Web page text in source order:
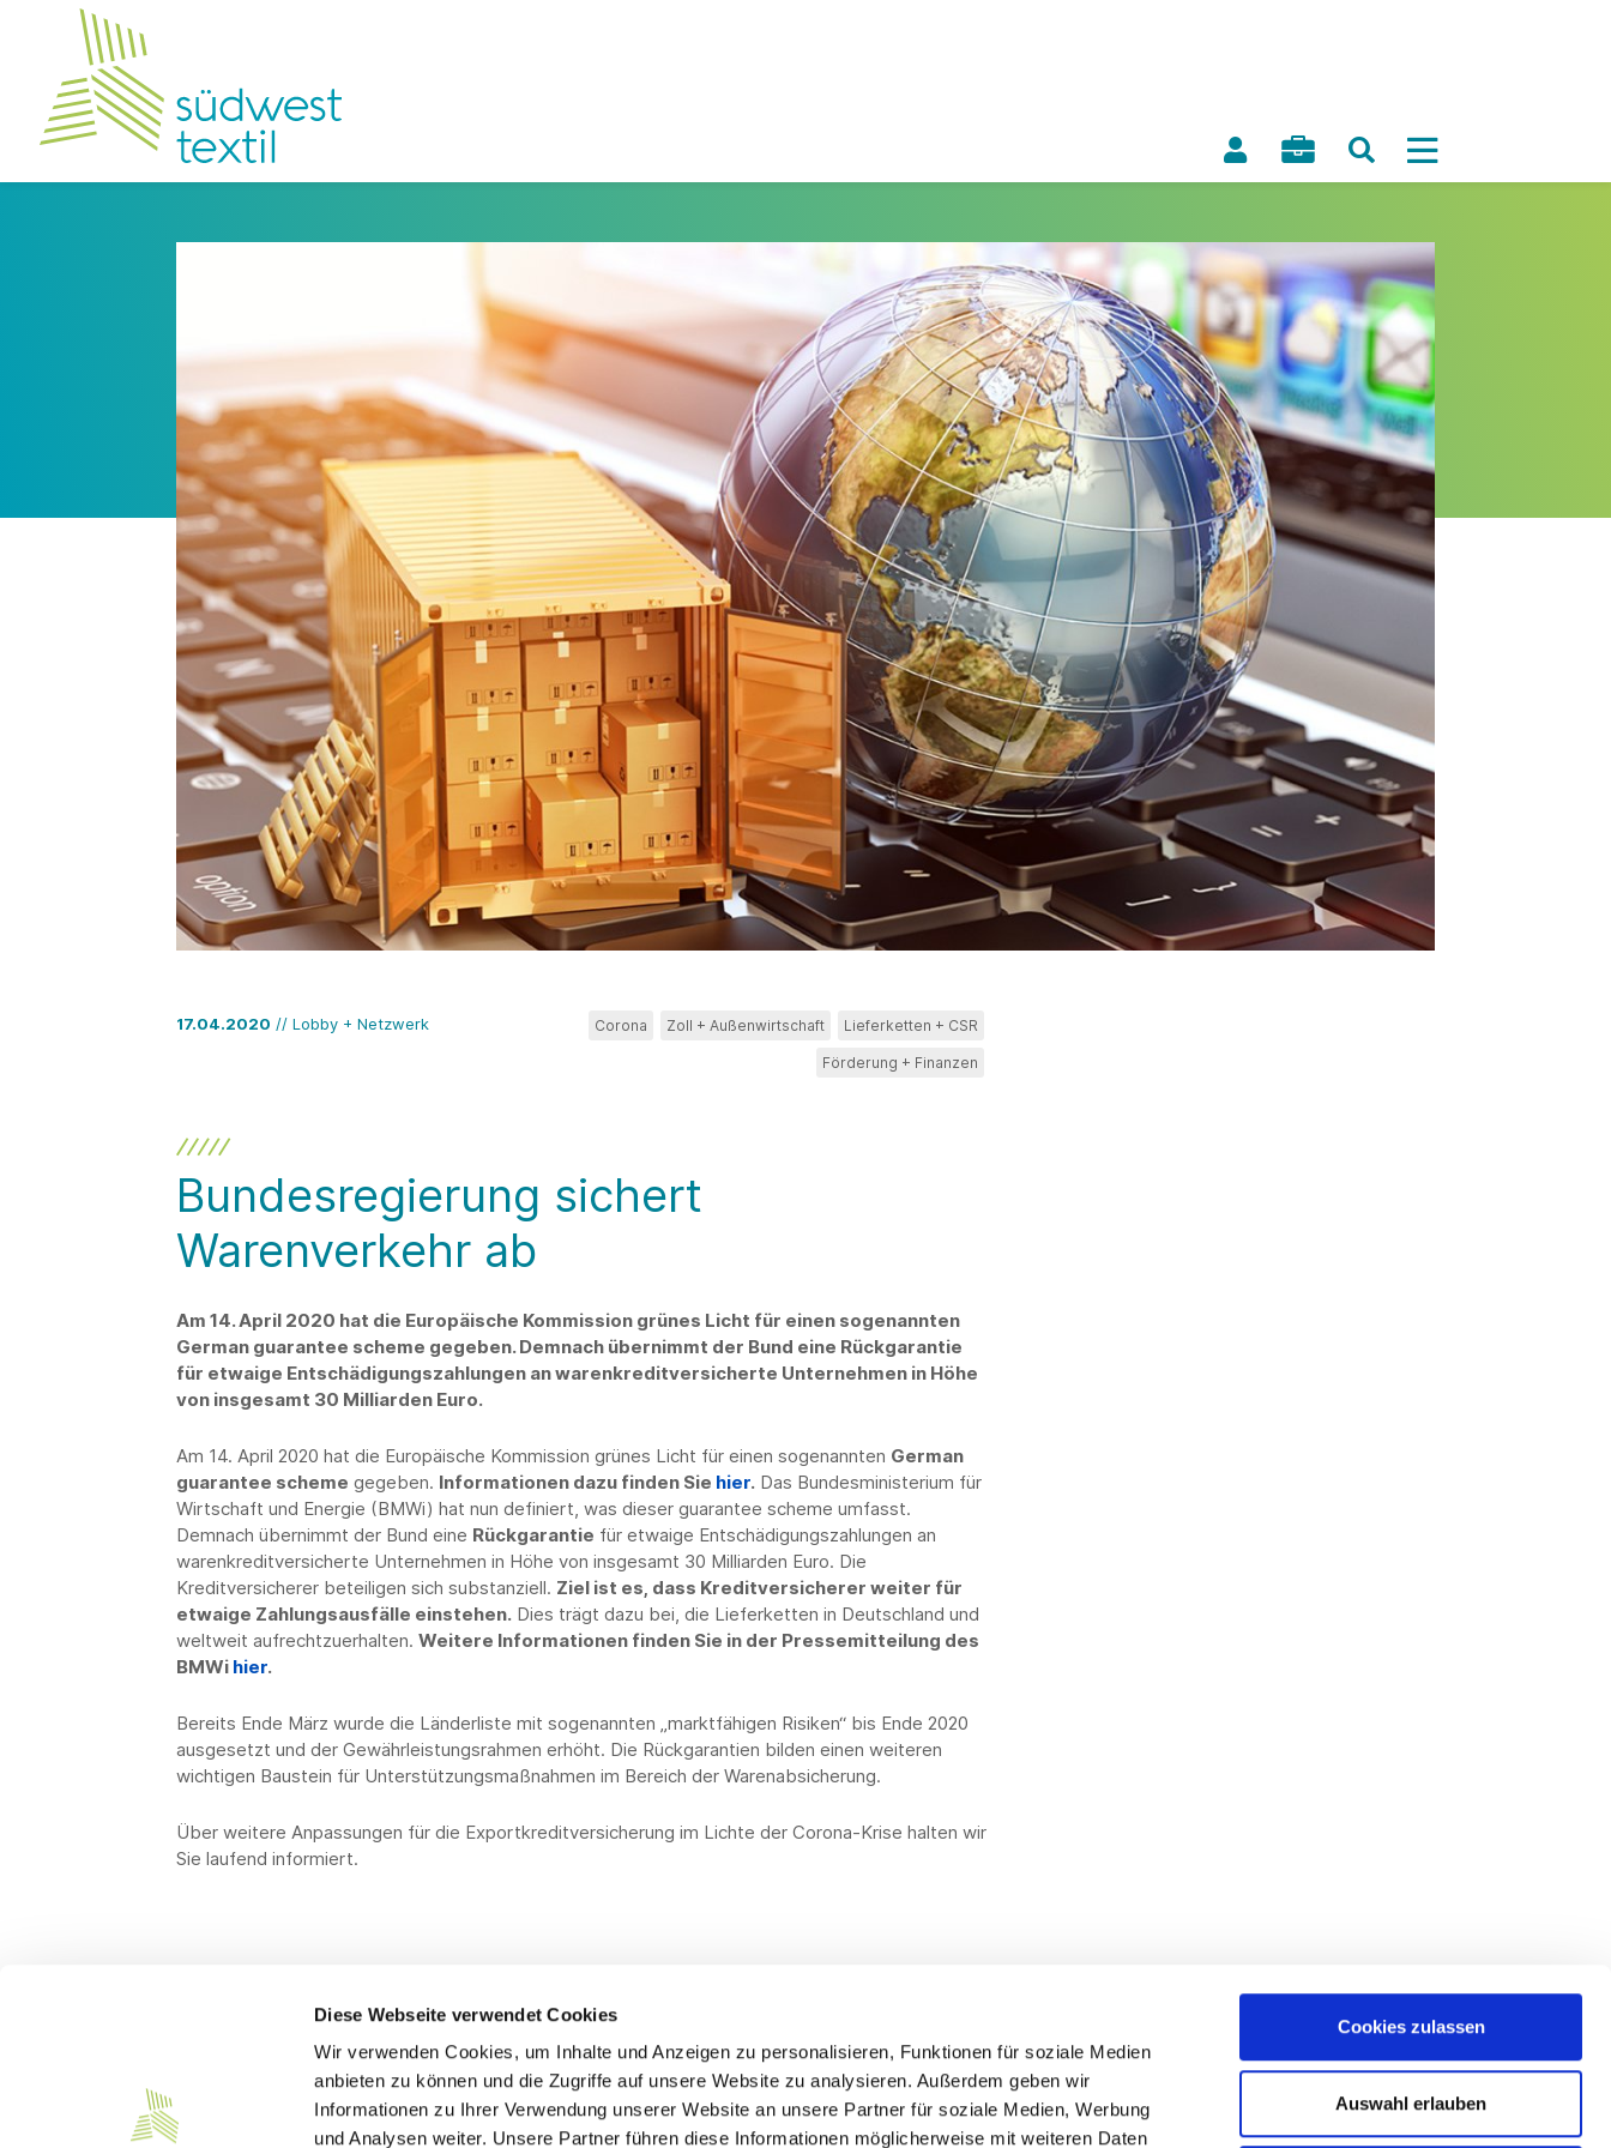
Diese Webseite verwendet Cookies
Wir verwenden Cookies, um Inhalte und Anzeigen zu personalisieren, Funktionen für soziale Medien
anbieten zu können und die Zugriffe auf unsere Website zu analysieren. Außerdem geben wir
Informationen zu Ihrer Verwendung unserer Website an unsere Partner für soziale Medien, Werbung
und Analysen weiter. Unsere Partner führen diese Informationen möglicherweise mit weiteren Daten
Cookies zulassen
Auswahl erlauben
17.04.2020 // Lobby + Netzwerk Corona Zoll + Außenwirtschaft Lieferketten + CSR
Förderung + Finanzen
Bundesregierung sichert
Warenverkehr ab
Am 14. April 2020 hat die Europäische Kommission grünes Licht für einen sogenannten
German guarantee scheme gegeben. Demnach übernimmt der Bund eine Rückgarantie
für etwaige Entschädigungszahlungen an warenkreditversicherte Unternehmen in Höhe
von insgesamt 30 Milliarden Euro.
Am 14. April 2020 hat die Europäische Kommission grünes Licht für einen sogenannten German
guarantee scheme gegeben. Informationen dazu finden Sie hier. Das Bundesministerium für
Wirtschaft und Energie (BMWi) hat nun definiert, was dieser guarantee scheme umfasst.
Demnach übernimmt der Bund eine Rückgarantie für etwaige Entschädigungszahlungen an
warenkreditversicherte Unternehmen in Höhe von insgesamt 30 Milliarden Euro. Die
Kreditversicherer beteiligen sich substanziell. Ziel ist es, dass Kreditversicherer weiter für
etwaige Zahlungsausfälle einstehen. Dies trägt dazu bei, die Lieferketten in Deutschland und
weltweit aufrechtzuerhalten. Weitere Informationen finden Sie in der Pressemitteilung des
BMWi hier.
Bereits Ende März wurde die Länderliste mit sogenannten „marktfähigen Risiken“ bis Ende 2020
ausgesetzt und der Gewährleistungsrahmen erhöht. Die Rückgarantien bilden einen weiteren
wichtigen Baustein für Unterstützungsmaßnahmen im Bereich der Warenabsicherung.
Über weitere Anpassungen für die Exportkreditversicherung im Lichte der Corona-Krise halten wir
Sie laufend informiert.
Südwesttextil e. V.
Service
Impressum
Folgen Sie uns